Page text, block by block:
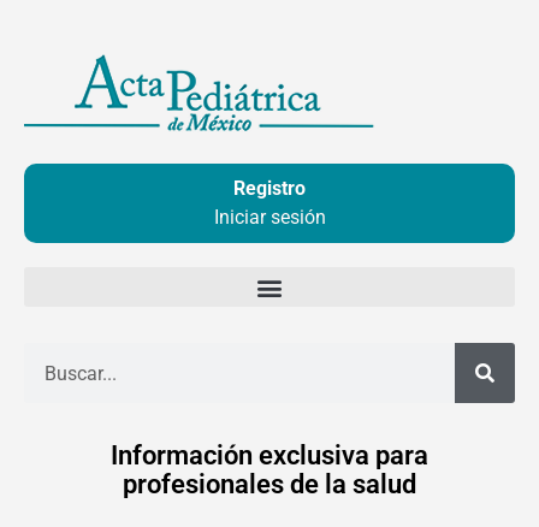
contenido
Registro
Iniciar sesión
Información exclusiva para
profesionales de la salud